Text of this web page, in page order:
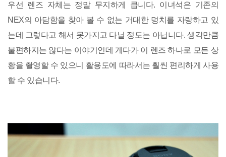
우선 렌즈 자체는 정말 무지하게 큽니다. 이녀석은 기존의
NEX의 아담함을 찾아 볼 수 없는 거대한 덩치를 자랑하고 있
는데 그렇다고 해서 못가지고 다닐 정도는 아닙니다. 생각만큼
불편하지는 않다는 이야기인데 게다가 이 렌즈 하나로 모든 상
황을 촬영할 수 있으니 활용도에 따라서는 훨씬 편리하게 사용
할 수 있습니다.